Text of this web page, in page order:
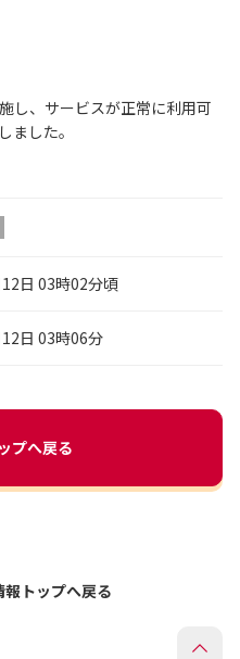
し、サービスが正常に利用可
ました。
日 03時02分頃
日 03時06分
プへ戻る
トップへ戻る